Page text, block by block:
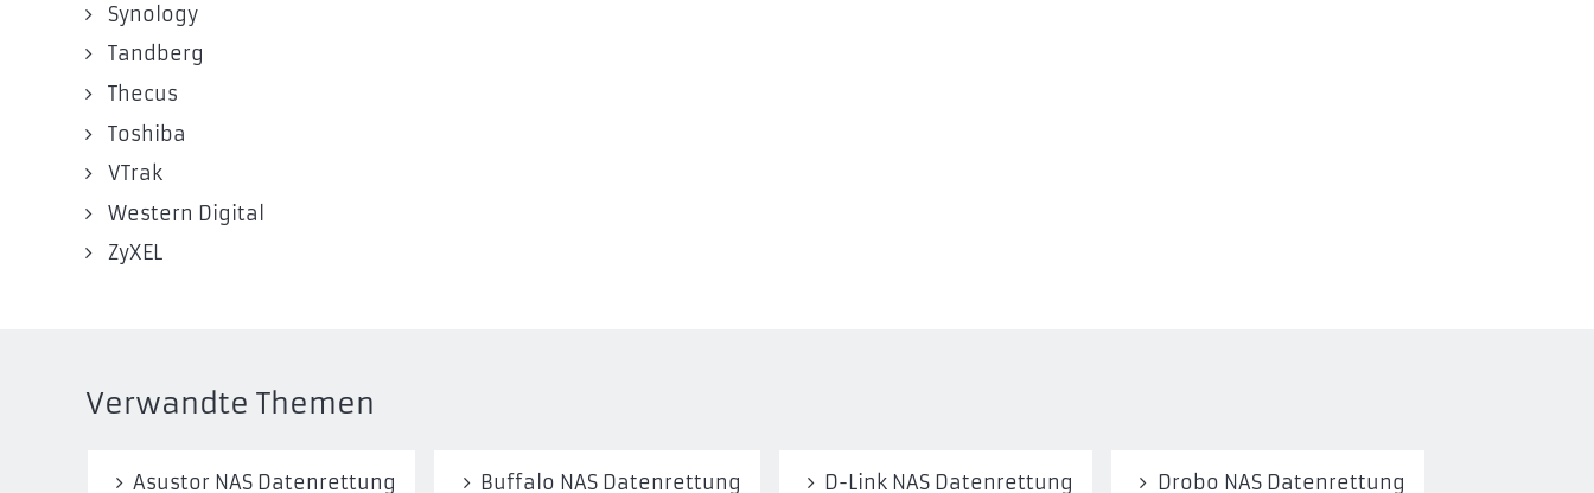
Synology
Tandberg
Thecus
Toshiba
VTrak
Western Digital
ZyXEL
Verwandte Themen
Asustor NAS Datenrettung Buffalo NAS Datenrettung D-Link NAS Datenrettung Drobo NAS Datenrettung